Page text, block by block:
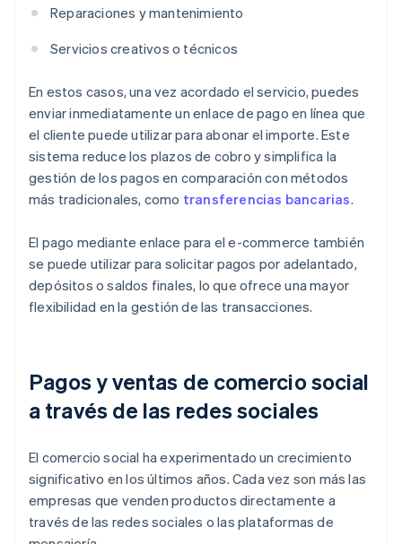
Reparaciones y mantenimiento
Servicios creativos o técnicos
En estos casos, una vez acordado el servicio, puedes
enviar inmediatamente un enlace de pago en línea que
el cliente puede utilizar para abonar el importe. Este
sistema reduce los plazos de cobro y simplifica la
gestión de los pagos en comparación con métodos
más tradicionales, como transferencias bancarias.
El pago mediante enlace para el e-commerce también
se puede utilizar para solicitar pagos por adelantado,
depósitos o saldos finales, lo que ofrece una mayor
flexibilidad en la gestión de las transacciones.
Pagos y ventas de comercio social
a través de las redes sociales
El comercio social ha experimentado un crecimiento
significativo en los últimos años. Cada vez son más las
empresas que venden productos directamente a
través de las redes sociales o las plataformas de